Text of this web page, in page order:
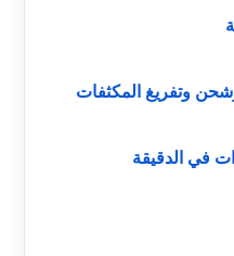
في الدقيقة